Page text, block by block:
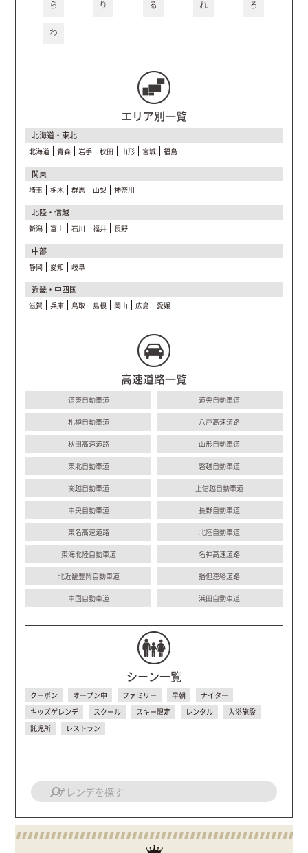
ら り る れ ろ
わ
エリア別一覧
北海道・東北
北海道 青森 岩手 秋田 山形 宮城 福島
関東
埼玉 栃木 群馬 山梨 神奈川
北陸・信越
新潟 富山 石川 福井 長野
中部
静岡 愛知 岐阜
近畿・中四国
滋賀 兵庫 鳥取 島根 岡山 広島 愛媛
高速道路一覧
道東自動車道 道央自動車道
札樽自動車道 八戸高速道路
秋田高速道路 山形自動車道
東北自動車道 磐越自動車道
関越自動車道 上信越自動車道
中央自動車道 長野自動車道
東名高速道路 北陸自動車道
東海北陸自動車道 名神高速道路
北近畿豊岡自動車道 播但連絡道路
中国自動車道 浜田自動車道
シーン一覧
クーポン オープン中 ファミリー 早朝
ナイター
キッズゲレンデ
スクール スキー限定 レンタル
入浴施設
託児所
レストラン